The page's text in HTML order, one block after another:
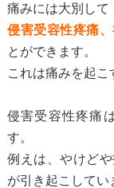
痛みには大別して
侵害受容性疼痛
とができます。
これは痛みを起こ
侵害受容性疼痛
す。
例えは、やけど
が引き起こしてい